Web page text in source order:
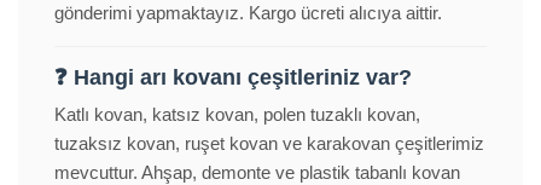
gönderimi yapmaktayız. Kargo ücreti alıcıya aittir.
❓ Hangi arı kovanı çeşitleriniz var?
Katlı kovan, katsız kovan, polen tuzaklı kovan,
tuzaksız kovan, ruşet kovan ve karakovan çeşitlerimiz
mevcuttur. Ahşap, demonte ve plastik tabanlı kovan